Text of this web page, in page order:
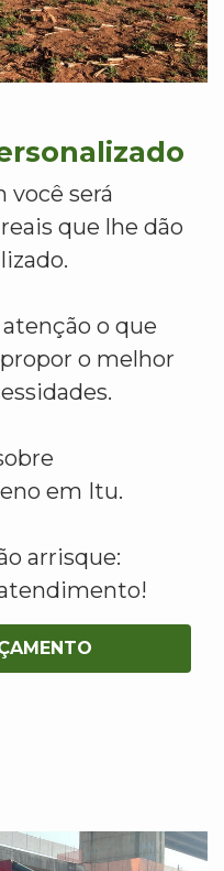
você será
que lhe dão
o que
o melhor
em Itu.
arrisque: